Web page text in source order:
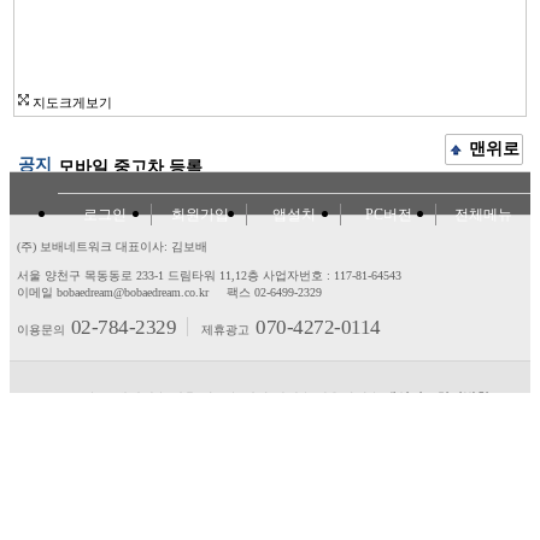
지도크게보기
공지 모바일 중고차 등록
맨위로
로그인 회원가입 앱설치 PC버전 전체메뉴
(주) 보배네트워크 대표이사: 김보배
서울 양천구 목동동로 233-1 드림타워 11,12층 사업자번호 : 117-81-64543
이메일 bobaedream@bobaedream.co.kr
팩스 02-6499-2329
이용문의 02-784-2329 제휴광고 070-4272-0114